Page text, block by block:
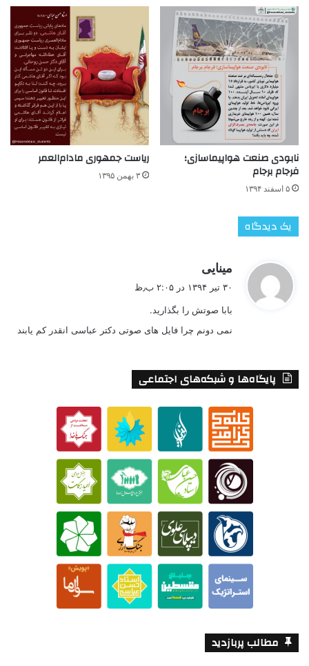
نابودی صنعت هواپیماسازی؛
فرجام برجام
۵ اسفند ۱۳۹۴
ریاست جمهوری مادام‌العمر
۳ بهمن ۱۳۹۵
یک دیدگاه
مینایی
:
۳۰ تیر ۱۳۹۴ در ۲:۰۵ ب٫ظ
بابا صوتش را بگذارید.
نمی دونم چرا فایل های صوتی دکتر عباسی انقدر کم یابند
پایگاه‌ها و شبکه‌های اجتماعی
مطالب پربازدید